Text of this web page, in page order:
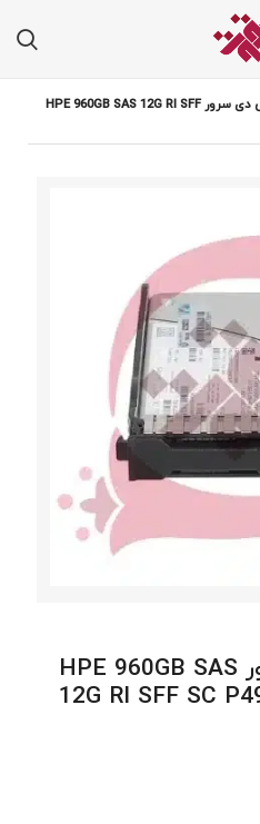
اس اس دی سرور HPE 960GB SAS 12G RI SFF
اس اس دی سرور HPE 960GB SAS
12G RI SFF SC